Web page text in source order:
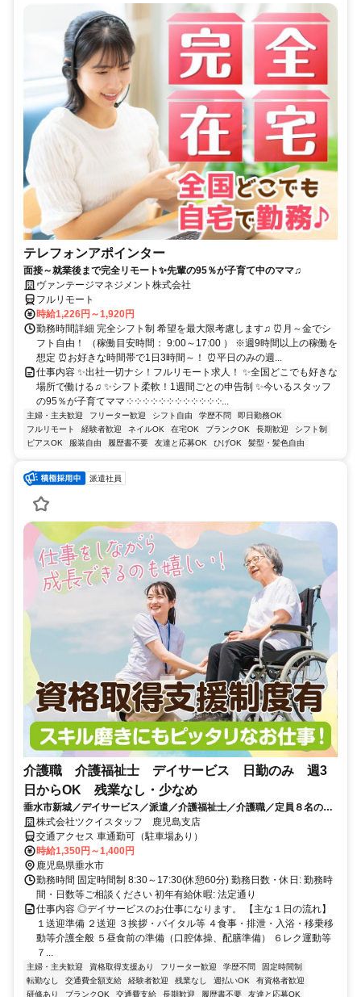
テレフォンアポインター
面接～就業後まで完全リモート✨先輩の95％が子育て中のママ♫
ヴァンテージマネジメント株式会社
フルリモート
時給1,226円～1,920円
勤務時間詳細 完全シフト制 希望を最大限考慮します♫ ⏰月～金でシ
フト自由！ （稼働目安時間： 9:00～17:00 ） ※週9時間以上の稼働を
想定 ⏰お好きな時間帯で1日3時間～！ ⏰平日のみの週...
仕事内容 ✨出社一切ナシ！フルリモート求人！ ✨全国どこでも好きな
場所で働ける♫ ✨シフト柔軟！1週間ごとの申告制 ✨今いるスタッフ
の95％が子育てママ ༶ ༶ ༶ ༶ ༶ ༶ ༶ ༶ ༶ ༶ ༶ ༶...
主婦・主夫歓迎 フリーター歓迎 シフト自由 学歴不問
即日勤務OK
フルリモート
経験者歓迎 ネイルOK 在宅OK ブランクOK 長期歓迎
シフト制
ピアスOK
服装自由 履歴書不要 友達と応募OK ひげOK 髪型・髪色自由
派遣社員
介護職 介護福祉士 デイサービス 日勤のみ 週3
日からOK 残業なし・少なめ
垂水市新城／デイサービス／派遣／介護福祉士／介護職／定員８名の小
さなデイサービス/6078_383574
株式会社ツクイスタッフ 鹿児島支店
交通アクセス 車通勤可（駐車場あり）
時給1,350円～1,400円
鹿児島県垂水市
勤務時間 固定時間制 8:30～17:30(休憩60分) 勤務日数・休日: 勤務時
間・日数等ご相談ください 初年有給休暇: 法定通り
仕事内容 ◎デイサービスのお仕事になります。 【主な１日の流れ】
１送迎準備 ２送迎 ３挨拶・バイタル等 ４食事・排泄・入浴・移乗移
動等介護全般 ５昼食前の準備（口腔体操、配膳準備） ６レク運動等
７...
主婦・主夫歓迎 資格取得支援あり フリーター歓迎 学歴不問
固定時間制
転勤なし
交通費全額支給 経験者歓迎 残業なし 週払いOK
有資格者歓迎
研修あり
ブランクOK 交通費支給 長期歓迎 履歴書不要 友達と応募OK